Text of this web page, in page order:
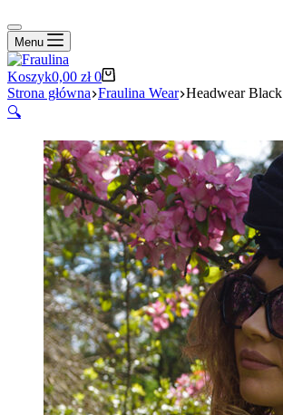
Menu
Koszyk0,00 zł 0
Strona główna Fraulina Wear Headwear Black
🔍